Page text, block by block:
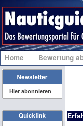
Home Bewertung
Hier abonnieren
Bw